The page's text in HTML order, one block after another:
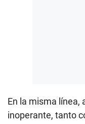
En la misma línea,
inoperante, tanto